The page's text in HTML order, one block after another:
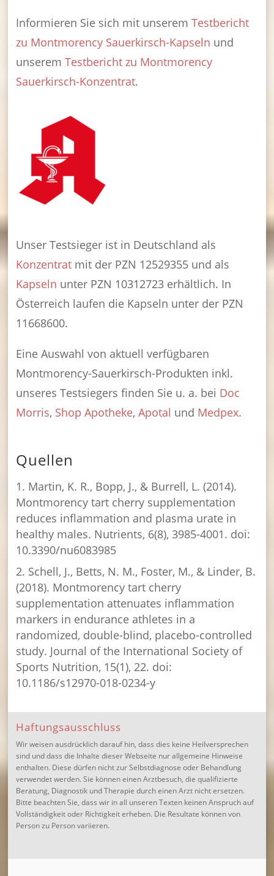
Informieren Sie sich mit unseremTestbericht
zu Montmorency Sauerkirsch-Kapseln und
unseremTestbericht zu Montmorency
Sauerkirsch-Konzentrat.
Unser Testsieger ist in Deutschland als
Konzentrat mit der PZN 12529355 und als
Kapseln unter PZN 10312723 erhältlich. In
Österreich laufen die Kapseln unter der PZN
11668600.
Eine Auswahl von aktuell verfügbaren
Montmorency-Sauerkirsch-Produkten inkl.
unseres Testsiegers finden Sie u. a. bei Doc
Morris, Shop Apotheke,Apotal und Medpex.
Quellen
Martin, K. R., Bopp, J., & Burrell, L. (2014).
Montmorency tart cherry supplementation
reduces inflammation and plasma urate in
healthy males. Nutrients, 6(8), 3985-4001. doi:
10.3390/nu6083985
Schell, J., Betts, N. M., Foster, M., & Linder, B.
(2018). Montmorency tart cherry
supplementation attenuates inflammation
markers in endurance athletes in a
randomized, double-blind, placebo-controlled
study. Journal of the International Society of
Sports Nutrition, 15(1), 22. doi:
10.1186/s12970-018-0234-y
Haftungsausschluss
Wir weisen ausdrücklich darauf hin, dass dies keine Heilversprechen
sind und dass die Inhalte dieser Webseite nur allgemeine Hinweise
enthalten. Diese dürfen nicht zur Selbstdiagnose oder Behandlung
verwendet werden. Sie können einen Arztbesuch, die qualifizierte
Beratung, Diagnostik und Therapie durch einen Arzt nicht ersetzen.
Bitte beachten Sie, dass wir in all unseren Texten keinen Anspruch auf
Vollständigkeit oder Richtigkeit erheben. Die Resultate können von
Person zu Person variieren.